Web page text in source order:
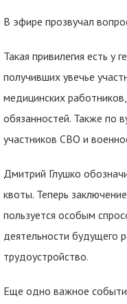
В эфире прозвучал
Такая привилегия есть
получивших увечье
медицинских
обязанностей. Также по
участников СВО и
Дмитрий Глушко
квоты. Теперь
пользуется особым
деятельности будущего
трудоустройство.
Еще одно важное